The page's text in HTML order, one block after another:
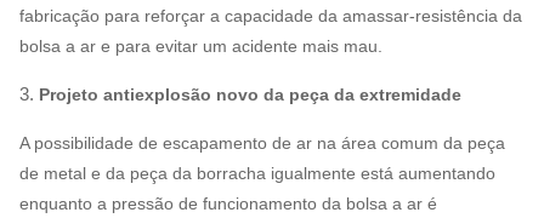
fabricação para reforçar a capacidade da amassar-resistência da
bolsa a ar e para evitar um acidente mais mau.
3. Projeto antiexplosão novo da peça da extremidade
A possibilidade de escapamento de ar na área comum da peça
de metal e da peça da borracha igualmente está aumentando
enquanto a pressão de funcionamento da bolsa a ar é